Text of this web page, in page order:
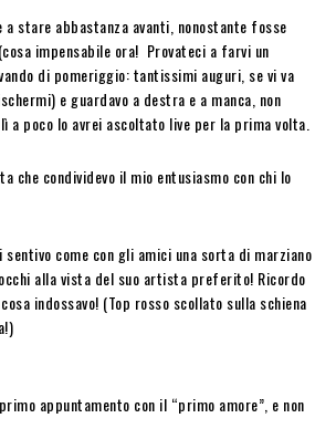
a stare abbastanza avanti, nonostante fosse
impensabile ora! Provateci a farvi un
di pomeriggio: tantissimi auguri, se vi va
e guardavo a destra e a manca, non
a poco lo avrei ascoltato live per la prima volta.
che condividevo il mio entusiasmo con chi lo
come con gli amici una sorta di marziano
alla vista del suo artista preferito! Ricordo
indossavo! (Top rosso scollato sulla schiena
appuntamento con il “primo amore”, e non